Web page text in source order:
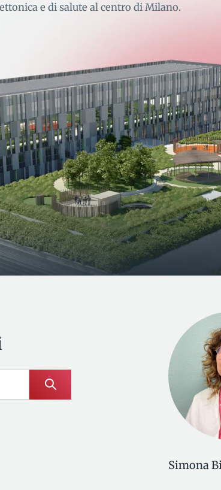
e di salute al centro di Milano.
Simona